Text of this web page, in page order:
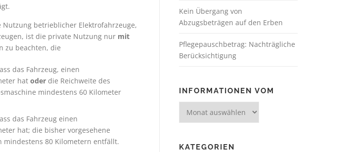
betrieblicher Elektrofahrzeuge,
ist die private Nutzung nur mit
zu beachten, die
das Fahrzeug, einen
hat oder die Reichweite des
mindestens 60 Kilometer
das Fahrzeug einen
hat; die bisher vorgesehene
mindestens 80 Kilometern entfällt.
Kein Übergang von
Abzugsbeträgen auf den Erben
Pflegepauschbetrag: Nachträgliche
Berücksichtigung
INFORMATIONEN VOM
KATEGORIEN